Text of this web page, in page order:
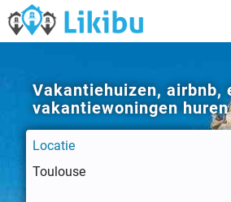
Vakantiehuizen, airbnb,
vakantiewoningen
Locatie